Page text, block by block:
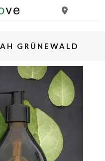
GRÜNEWALD